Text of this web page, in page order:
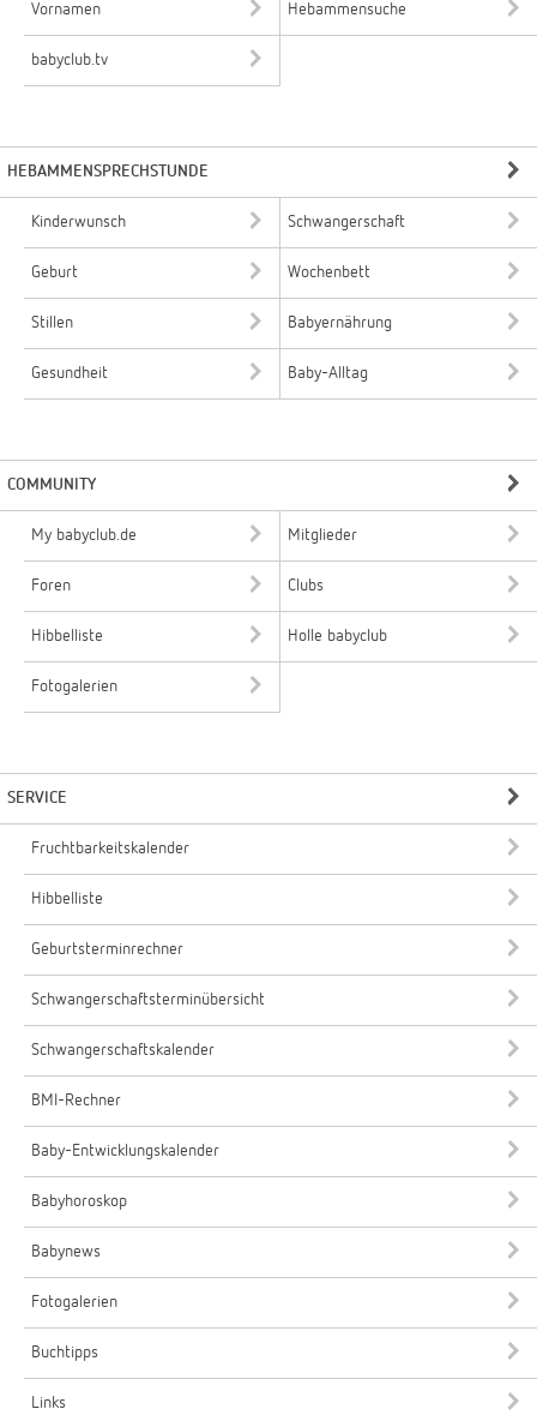
Vornamen Hebammensuche
babyclub.tv
HEBAMMENSPRECHSTUNDE
Kinderwunsch Schwangerschaft
Geburt Wochenbett
Stillen Babyernährung
Gesundheit Baby-Alltag
COMMUNITY
My babyclub.de Mitglieder
Foren Clubs
Hibbelliste Holle babyclub
Fotogalerien
SERVICE
Fruchtbarkeitskalender
Hibbelliste
Geburtsterminrechner
Schwangerschaftsterminübersicht
Schwangerschaftskalender
BMI-Rechner
Baby-Entwicklungskalender
Babyhoroskop
Babynews
Fotogalerien
Buchtipps
Links